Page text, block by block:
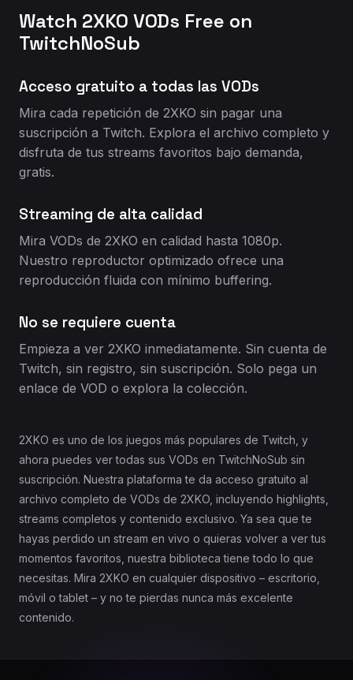
Watch 2XKO VODs Free on
TwitchNoSub
Acceso gratuito a todas las VODs
Mira cada repetición de 2XKO sin pagar una
suscripción a Twitch. Explora el archivo completo y
disfruta de tus streams favoritos bajo demanda,
gratis.
Streaming de alta calidad
Mira VODs de 2XKO en calidad hasta 1080p.
Nuestro reproductor optimizado ofrece una
reproducción fluida con mínimo buffering.
No se requiere cuenta
Empieza a ver 2XKO inmediatamente. Sin cuenta de
Twitch, sin registro, sin suscripción. Solo pega un
enlace de VOD o explora la colección.
2XKO es uno de los juegos más populares de Twitch, y
ahora puedes ver todas sus VODs en TwitchNoSub sin
suscripción. Nuestra plataforma te da acceso gratuito al
archivo completo de VODs de 2XKO, incluyendo highlights,
streams completos y contenido exclusivo. Ya sea que te
hayas perdido un stream en vivo o quieras volver a ver tus
momentos favoritos, nuestra biblioteca tiene todo lo que
necesitas. Mira 2XKO en cualquier dispositivo – escritorio,
móvil o tablet – y no te pierdas nunca más excelente
contenido.